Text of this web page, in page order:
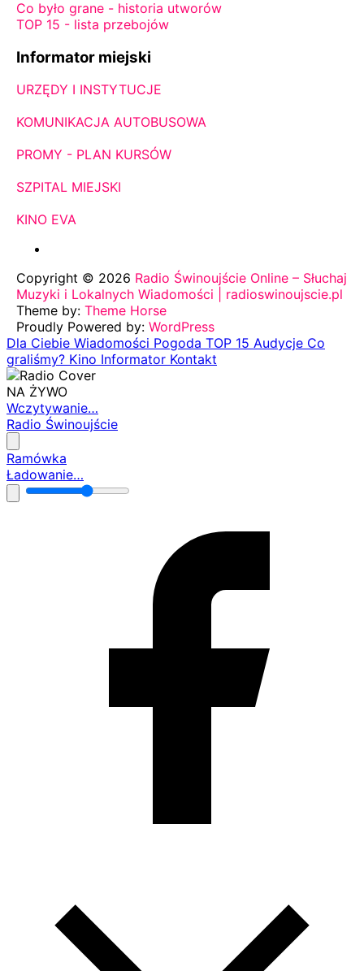
Co było grane - historia utworów
TOP 15 - lista przebojów
Informator miejski
URZĘDY I INSTYTUCJE
KOMUNIKACJA AUTOBUSOWA
PROMY - PLAN KURSÓW
SZPITAL MIEJSKI
KINO EVA
Copyright © 2026 Radio Świnoujście Online – Słuchaj
Muzyki i Lokalnych Wiadomości | radioswinoujscie.pl
Theme by: Theme Horse
Proudly Powered by: WordPress
Dla Ciebie Wiadomości Pogoda TOP 15 Audycje Co
graliśmy? Kino Informator Kontakt
NA ŻYWO
Wczytywanie…
Radio Świnoujście
Ramówka
Ładowanie…